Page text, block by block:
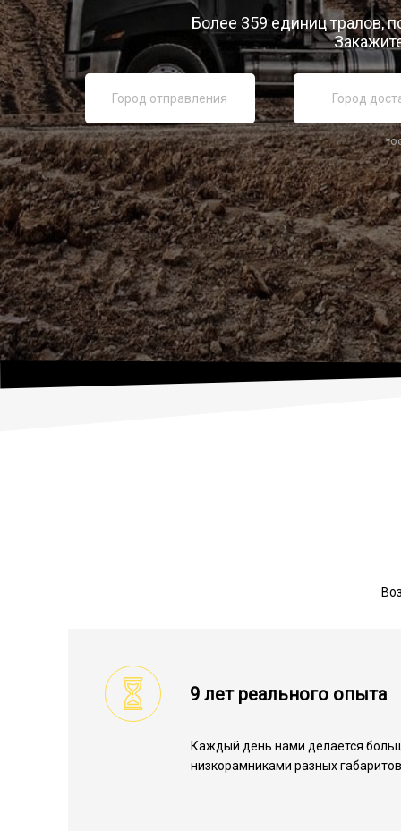
Более 359 единиц тралов,
9 лет реального опыта
Каждый день нами делается
низкорамниками разных